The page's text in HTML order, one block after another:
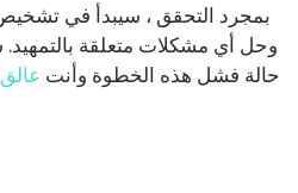
بمجرد التحقق ، سيبدأ في
وحل أي مشكلات متعلقة
حالة فشل هذه الخطوة وأنت